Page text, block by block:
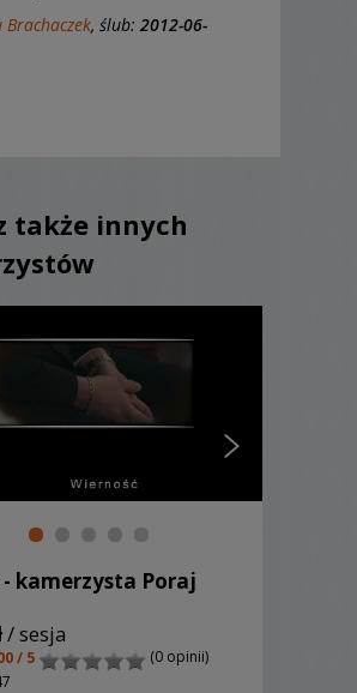
Brachaczek, ślub: 2012-06-
także innych
kamerzysta Poraj
/ sesja
/ 5
(0 opinii)